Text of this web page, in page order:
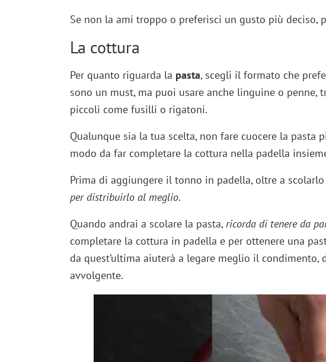
Se non la ami troppo o preferisci un gusto più deciso,
La cottura
Per quanto riguarda la pasta, scegli il formato che
sono un must, ma puoi usare anche linguine o
piccoli come fusilli o rigatoni.
Qualunque sia la tua scelta, non fare cuocere la pasta
modo da far completare la cottura nella padella
Prima di aggiungere il tonno in padella, oltre a
per distribuirlo al meglio.
Quando andrai a scolare la pasta,ricorda di tenere da
completare la cottura in padella e per ottenere una
da quest’ultima aiuterà a legare meglio il condimento,
avvolgente.